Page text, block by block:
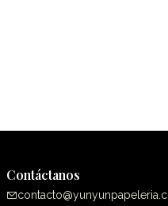
Contáctanos
contacto@yunyunpapeleria.cl